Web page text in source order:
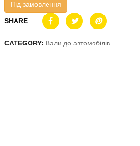
Під замовлення
SHARE
CATEGORY: Вали до автомобілів